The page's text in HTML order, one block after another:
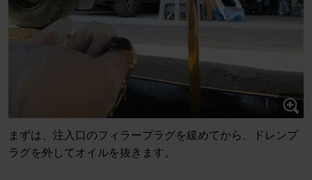
まずは、注入口のフィラープラグを緩めてから、ドレンプ
ラグを外してオイルを抜きます。